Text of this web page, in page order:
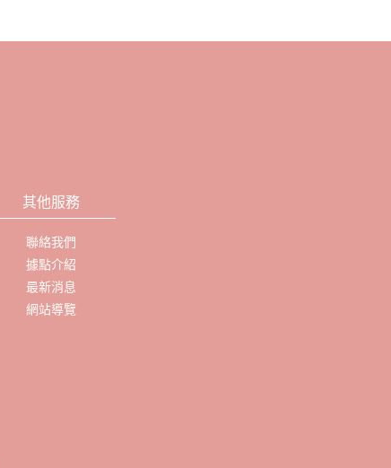
其他服務
聯絡我們
據點介紹
最新消息
網站導覽